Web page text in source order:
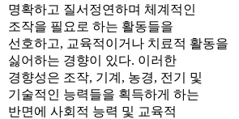
명확하고 질서정연하며 체계적인
조작을 필요로 하는 활동들을
선호하고, 교육적이거나 치료적 활동을
싫어하는 경향이 있다. 이러한
경향성은 조작, 기계, 농경, 전기 및
기술적인 능력들을 획득하게 하는
반면에 사회적 능력 및 교육적